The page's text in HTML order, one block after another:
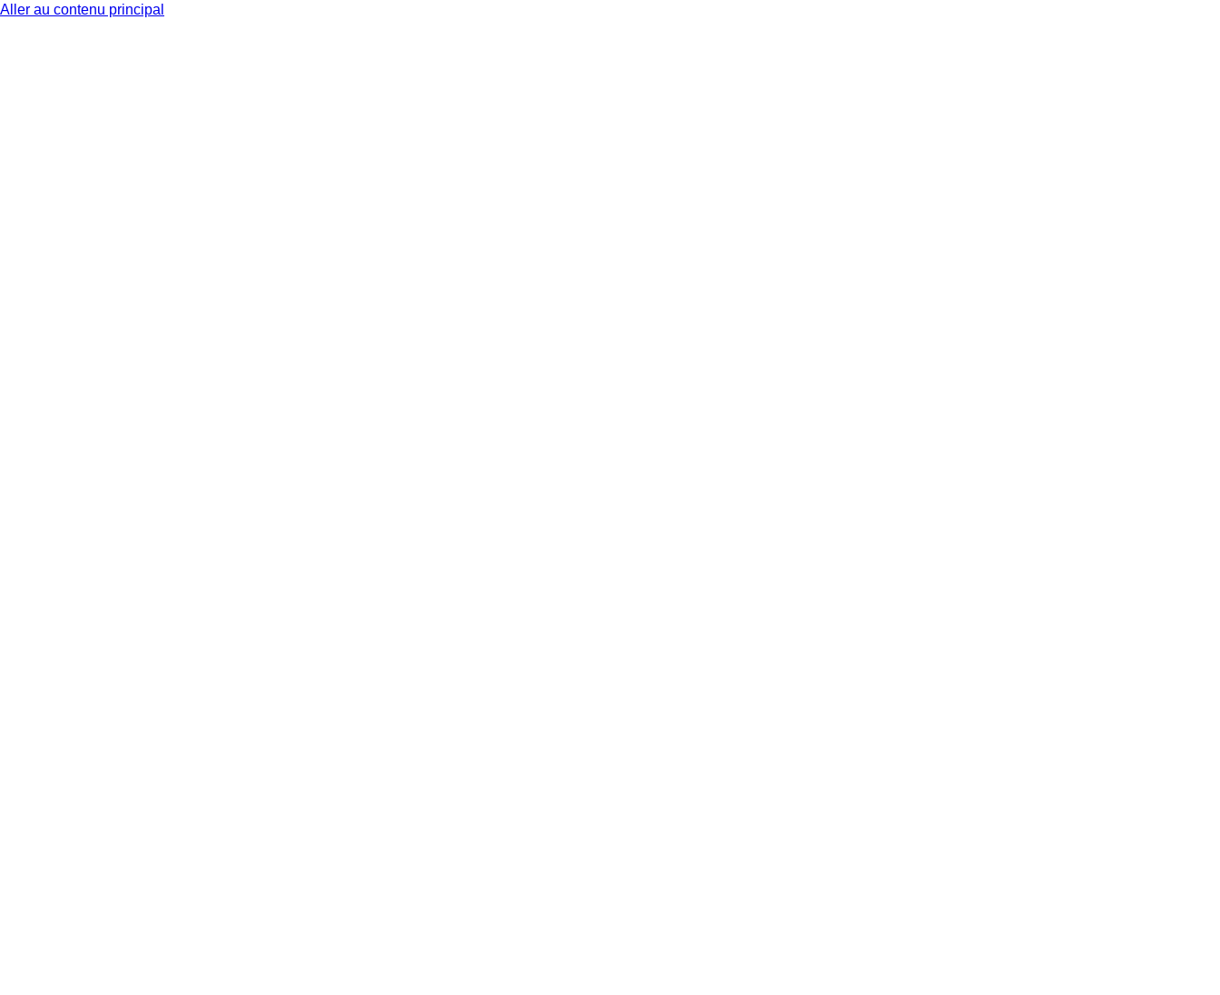
Aller au contenu principal